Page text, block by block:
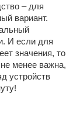
– для
вариант.
И если для
значения, то
менее важна,
устройств